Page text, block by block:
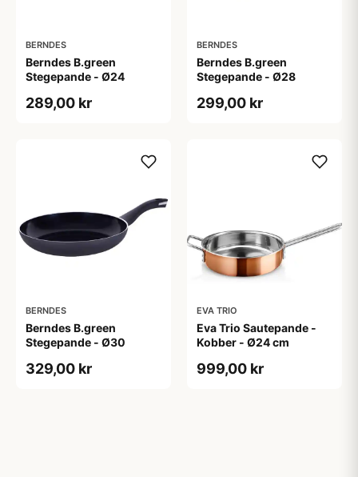
BERNDES
Berndes B.green
Stegepande - Ø24
289,00 kr
BERNDES
Berndes B.green
Stegepande - Ø28
299,00 kr
BERNDES
Berndes B.green
Stegepande - Ø30
329,00 kr
EVA TRIO
Eva Trio Sautepande -
Kobber - Ø24 cm
999,00 kr